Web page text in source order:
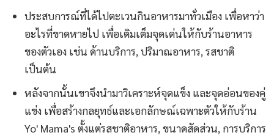
ประสบการณ์ที่ได้ไปตะเวนกินอาหารมาทั่วเมือง เพื่อหาว่า
อะไรที่ขาดหายไป เพื่อเติมเต็มจุดเด่นให้กับร้านอาหาร
ของตัวเอง เช่น ด้านบริการ, ปริมาณอาหาร, รสชาติ
เป็นต้น
หลังจากนั้นเขาจึงนำมาวิเคราะห์จุดแข็ง และจุดอ่อนของคู่
แข่ง เพื่อสร้างกลยุทธ์และเอกลักษณ์เฉพาะตัวให้กับร้าน
Yo' Mama's ตั้งแต่รสชาติอาหาร, ขนาดสัดส่วน, การบริการ